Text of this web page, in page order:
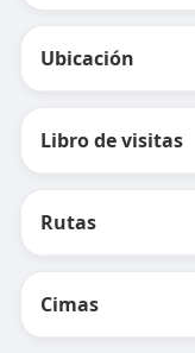
Ubicación
Libro de visitas
Rutas
Cimas